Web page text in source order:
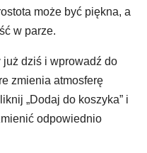
może być piękna, a
w parze.
już dziś i wprowadź do
zmienia atmosferę
„Dodaj do koszyka” i
odpowiednio